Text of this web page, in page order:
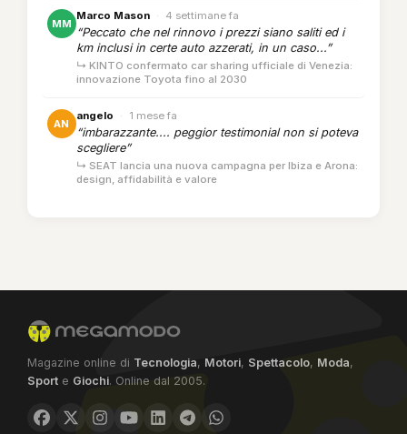
MM
Marco Mason · 4 settimane fa
“Peccato che nel rinnovo i prezzi siano saliti ed i
km inclusi in certe auto azzerati, in un caso...”
↳ KINTO confermato car sharing ufficiale di Venezia:
innovazione Toyota fino al 2030
AN
angelo · 1 mese fa
“imbarazzante.... peggior testimonial non si poteva
scegliere”
↳ SEAT lancia una nuova campagna per Ibiza e Arona:
design, affidabilità e valore
Magazine online di Tecnologia, Motori, Spettacolo, Moda,
Sport e Giochi. Online dal 2005.